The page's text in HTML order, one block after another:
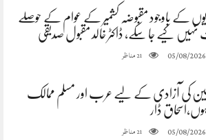
کے باوجود مقبوضہ کشمیر کے عوام کے حوصلے
کیے جا سکے، ڈاکٹر خالد مقبول صدیقی
05/08/2026
21مناظر
کی آزادی کے لیے عرب اور مسلم ممالک
ہوں،اسحاق ڈار
05/08/2026
21مناظر